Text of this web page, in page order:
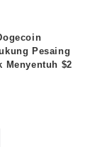
Pesaing
Menyentuh $2